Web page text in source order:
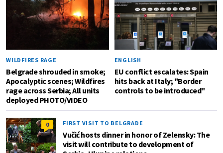
WILDFIRES RAGE
Belgrade shrouded in smoke;
Apocalyptic scenes; Wildfires
rage across Serbia; All units
deployed PHOTO/VIDEO
ENGLISH
EU conflict escalates: Spain
hits back at Italy; "Border
controls to be introduced"
0 FIRST VISIT TO BELGRADE
Vučić hosts dinner in honor of Zelensky: The
visit will contribute to development of